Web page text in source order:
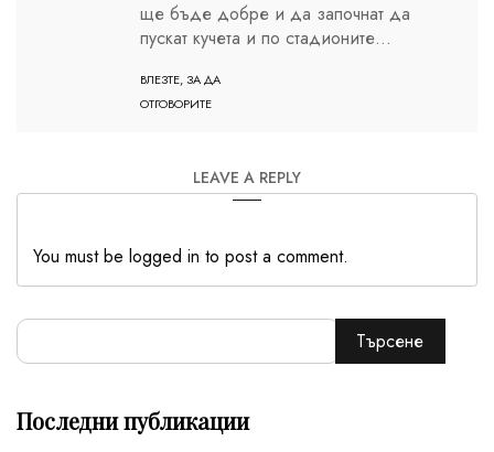
ще бъде добре и да започнат да
пускат кучета и по стадионите…
ВЛЕЗТЕ, ЗА ДА
ОТГОВОРИТЕ
LEAVE A REPLY
You must be logged in to post a comment.
Търсене
Последни публикации